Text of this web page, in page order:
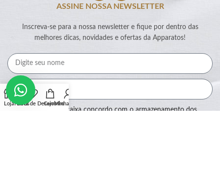
ASSINE NOSSA NEWSLETTER
Inscreva-se para a nossa newsletter e fique por dentro das
melhores dicas, novidades e ofertas da Apparatos!
Ao marcar essa caixa concordo com o armazenamento dos
LojaFiltros
Lista de Desejos
CarrinhoMinha conta